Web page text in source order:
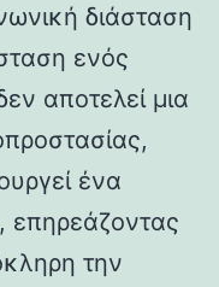
διάσταση
ενός
αποτελεί μια
ένα
επηρεάζοντας
την